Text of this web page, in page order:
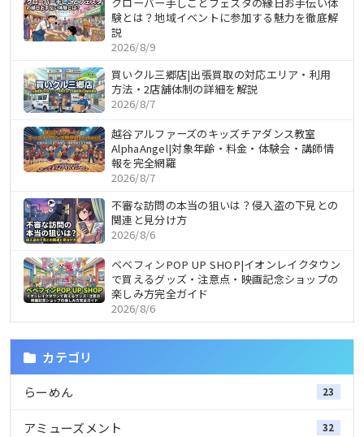
験とは？地域イベントに参加する魅力を徹底解
説
2026/8/9
買いクル三郷店|出張買取の対応エリア・利用
方法・2店舗体制の詳細を解説
2026/8/7
越谷アルファーズのキッズチアダンス教室
AlphaAngel|対象年齢・料金・体験会・講師情
報を完全網羅
2026/8/7
不審な訪問の本当の狙いは？侵入盗の下見との
関連と見分け方
2026/8/6
ベベフィンPOP UP SHOP|イオンレイクタウン
で買えるグッズ・注意点・映画記念ショップの
楽しみ方完全ガイド
2026/8/6
カテゴリ
らーめん 23
アミューズメント 32